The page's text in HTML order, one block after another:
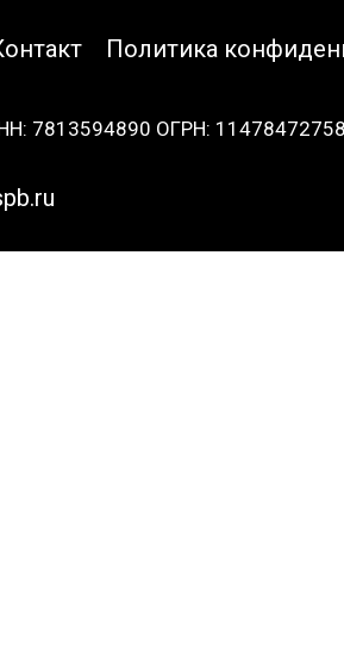
Политика
7813594890 ОГРН: